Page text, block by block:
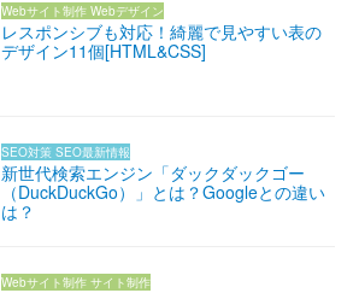
Webサイト制作 Webデザイン
レスポンシブも対応！綺麗で見やすい表の
デザイン11個[HTML&CSS]
SEO対策 SEO最新情報
新世代検索エンジン「ダックダックゴー
（DuckDuckGo）」とは？Googleとの違い
は？
Webサイト制作 サイト制作